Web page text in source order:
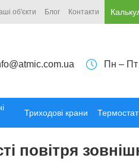
об'єкти Блог Контакти
Пн –
Триходові крани
повітря